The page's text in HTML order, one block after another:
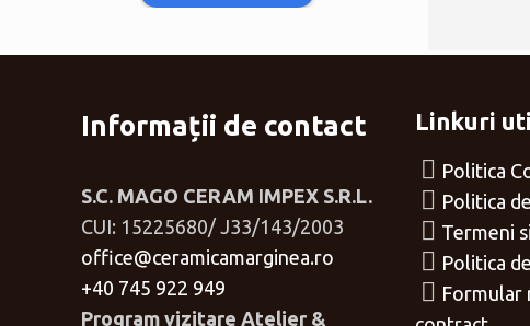
Informații de contact
S.C. MAGO CERAM IMPEX S.R.L.
CUI: 15225680/ J33/143/2003
office@ceramicamarginea.ro
+40 745 922 949
Program vizitare Atelier &
Linkuri
Politica
Politica
Termeni
Politica
Formular